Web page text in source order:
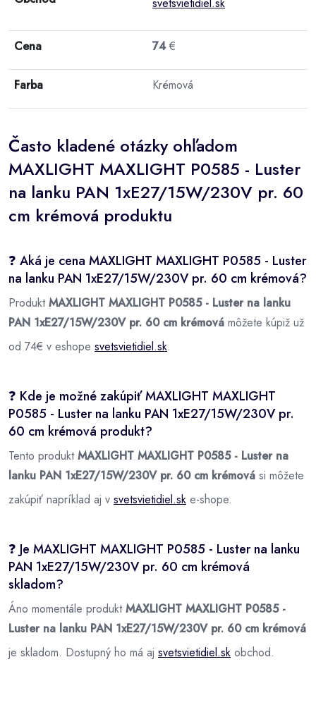
Cena 74€
Farba Krémová
Často kladené otázky ohľadom
MAXLIGHT MAXLIGHT P0585 - Luster
na lanku PAN 1xE27/15W/230V pr. 60
cm krémová produktu
❓ Aká je cena MAXLIGHT MAXLIGHT P0585 - Luster
na lanku PAN 1xE27/15W/230V pr. 60 cm krémová?
ProduktMAXLIGHT MAXLIGHT P0585 - Luster na lanku
PAN 1xE27/15W/230V pr. 60 cm krémová môžete kúpiž už
od 74€ v eshope svetsvietidiel.sk.
❓ Kde je možné zakúpiť MAXLIGHT MAXLIGHT
P0585 - Luster na lanku PAN 1xE27/15W/230V pr.
60 cm krémová produkt?
Tento produktMAXLIGHT MAXLIGHT P0585 - Luster na
lanku PAN 1xE27/15W/230V pr. 60 cm krémová si môžete
zakúpiť napríklad aj v svetsvietidiel.sk e-shope.
❓ Je MAXLIGHT MAXLIGHT P0585 - Luster na lanku
PAN 1xE27/15W/230V pr. 60 cm krémová
skladom?
Áno momentále produktMAXLIGHT MAXLIGHT P0585 -
Luster na lanku PAN 1xE27/15W/230V pr. 60 cm krémová
je skladom. Dostupný ho má aj svetsvietidiel.sk obchod.